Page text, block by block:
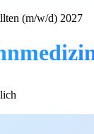
(m/w/d) 2027